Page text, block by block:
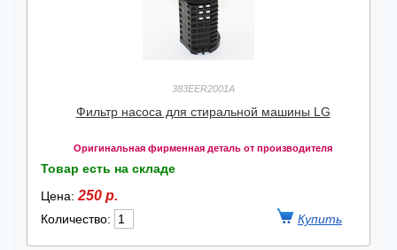
383EER2001A
Фильтр насоса для стиральной машины LG
Оригинальная фирменная деталь от производителя
Товар есть на складе
Цена: 250 р.
Количество: